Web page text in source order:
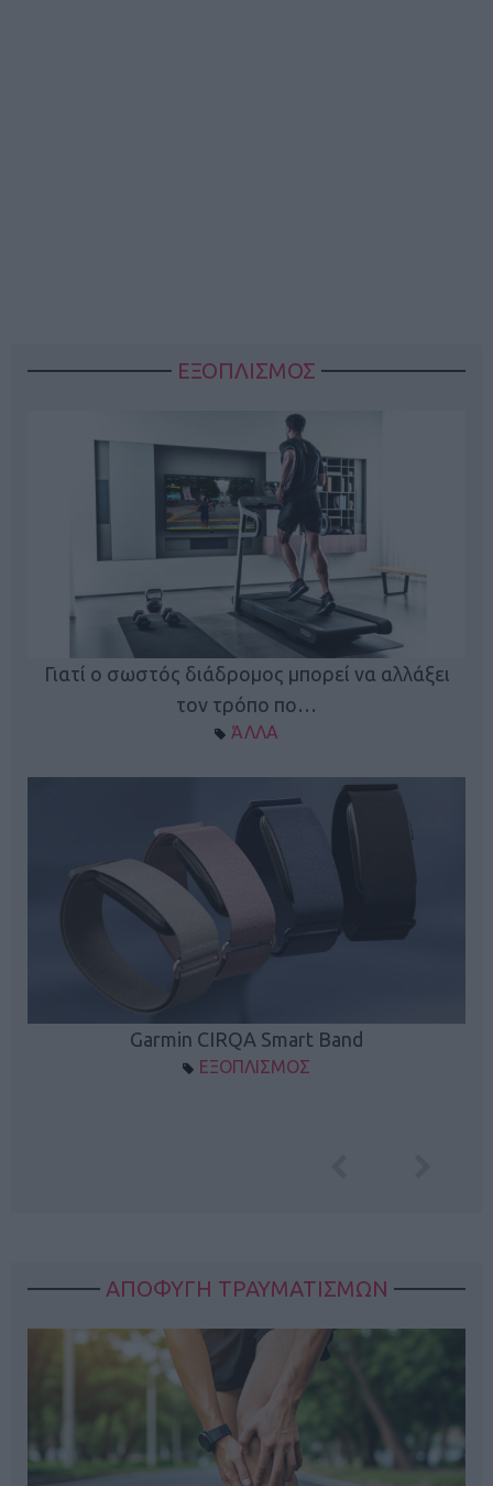
ΕΞΟΠΛΙΣΜΟΣ
Γιατί ο σωστός διάδρομος μπορεί να αλλάξει
τον τρόπο πο…
ΆΛΛΑ
Garmin CIRQA Smart Band
ΕΞΟΠΛΙΣΜΟΣ
ΑΠΟΦΥΓΗ ΤΡΑΥΜΑΤΙΣΜΩΝ